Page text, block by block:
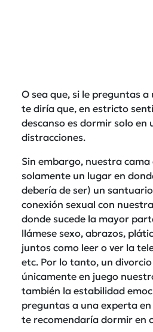
O sea que, si le preguntas
te diría que, en estricto
descanso es dormir solo en
distracciones.
Sin embargo, nuestra cama
solamente un lugar en
debería de ser) un
conexión sexual con
donde sucede la mayor
llámese sexo, abrazos,
juntos como leer o ver la
etc. Por lo tanto, un
únicamente en juego
también la estabilidad
preguntas a una experta
te recomendaría dormir en